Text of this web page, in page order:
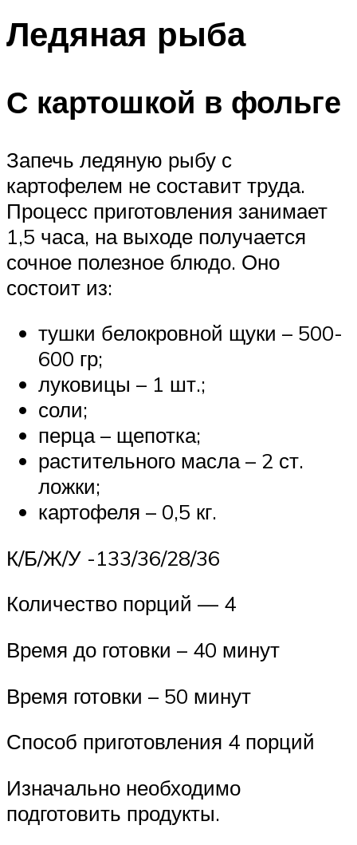
Ледяная рыба
С картошкой в фольге
Запечь ледяную рыбу с
картофелем не составит труда.
Процесс приготовления занимает
1,5 часа, на выходе получается
сочное полезное блюдо. Оно
состоит из:
тушки белокровной щуки – 500-
600 гр;
луковицы – 1 шт.;
соли;
перца – щепотка;
растительного масла – 2 ст.
ложки;
картофеля – 0,5 кг.
К/Б/Ж/У -133/36/28/36
Количество порций — 4
Время до готовки – 40 минут
Время готовки – 50 минут
Способ приготовления 4 порций
Изначально необходимо
подготовить продукты.